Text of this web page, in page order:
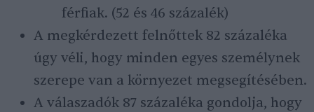
férfiak. (52 és 46 százalék)
A megkérdezett felnőttek 82 százaléka
úgy véli, hogy minden egyes személynek
szerepe van a környezet megsegítésében.
A válaszadók 87 százaléka gondolja, hogy